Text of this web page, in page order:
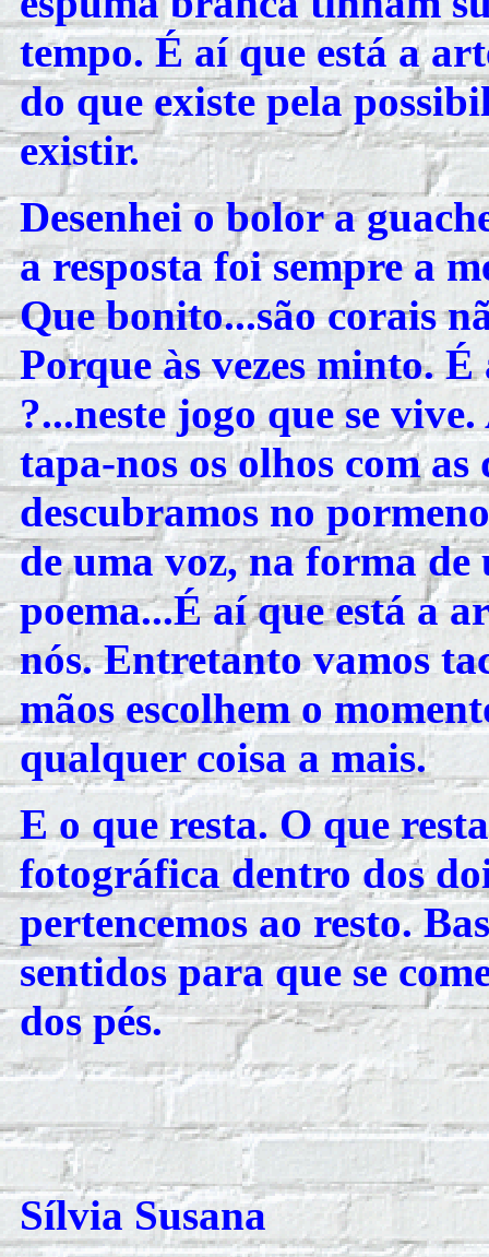
tempo. É aí que está a
do que existe pela
existir.
Desenhei o bolor a
a resposta foi sempre a
Que bonito...são corais
Porque às vezes minto.
?...neste jogo que se
tapa-nos os olhos com as
descubramos no
de uma voz, na forma
poema...É aí que está a
nós. Entretanto vamos
mãos escolhem o
qualquer coisa a mais.
E o que resta. O que
fotográfica dentro dos
pertencemos ao resto.
sentidos para que se
dos pés.
Sílvia Susana